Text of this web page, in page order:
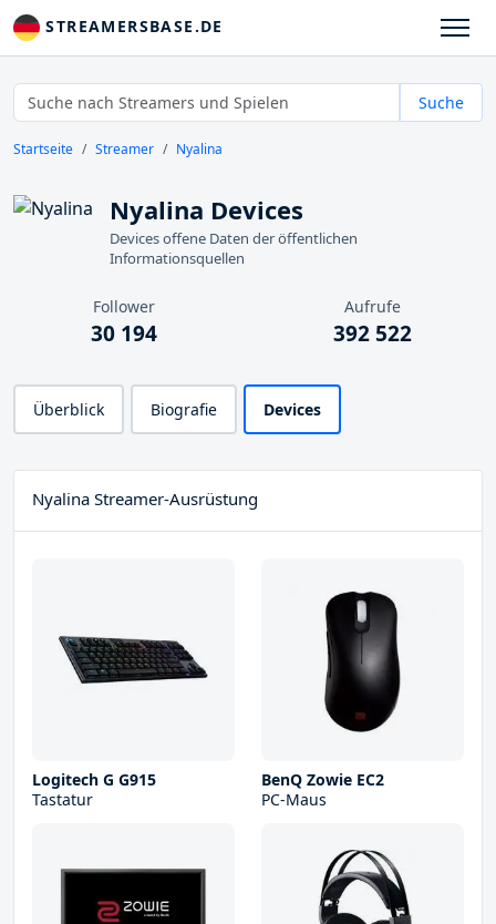
STREAMERSBASE.DE
Suche
Startseite Streamer Nyalina
Nyalina Devices
Devices offene Daten der öffentlichen
Informationsquellen
Follower
30 194
Aufrufe
392 522
Überblick Biografie Devices
Nyalina Streamer-Ausrüstung
Logitech G G915
Tastatur
BenQ Zowie EC2
PC-Maus